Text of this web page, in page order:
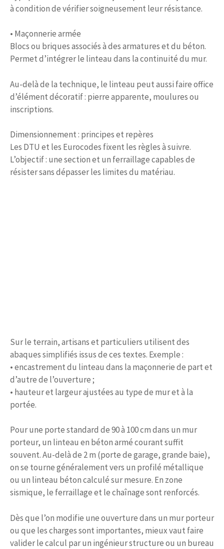
à condition de vérifier soigneusement leur résistance.
• Maçonnerie armée
Blocs ou briques associés à des armatures et du béton.
Permet d’intégrer le linteau dans la continuité du mur.
Au-delà de la technique, le linteau peut aussi faire office
d’élément décoratif : pierre apparente, moulures ou
inscriptions.
Dimensionnement : principes et repères
Les DTU et les Eurocodes fixent les règles à suivre.
L’objectif : une section et un ferraillage capables de
résister sans dépasser les limites du matériau.
Sur le terrain, artisans et particuliers utilisent des
abaques simplifiés issus de ces textes. Exemple :
• encastrement du linteau dans la maçonnerie de part et
d’autre de l’ouverture ;
• hauteur et largeur ajustées au type de mur et à la
portée.
Pour une porte standard de 90 à 100 cm dans un mur
porteur, un linteau en béton armé courant suffit
souvent. Au-delà de 2 m (porte de garage, grande baie),
on se tourne généralement vers un profilé métallique
ou un linteau béton calculé sur mesure. En zone
sismique, le ferraillage et le chaînage sont renforcés.
Dès que l’on modifie une ouverture dans un mur porteur
ou que les charges sont importantes, mieux vaut faire
valider le calcul par un ingénieur structure ou un bureau